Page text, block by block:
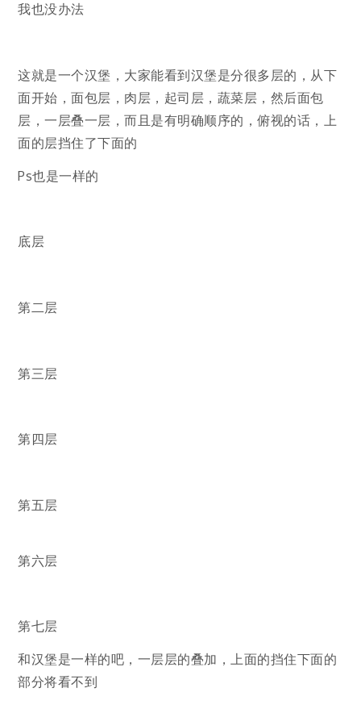
我也没办法
这就是一个汉堡，大家能看到汉堡是分很多层的，从下
面开始，面包层，肉层，起司层，蔬菜层，然后面包
层，一层叠一层，而且是有明确顺序的，俯视的话，上
面的层挡住了下面的
Ps也是一样的
底层
第二层
第三层
第四层
第五层
第六层
第七层
和汉堡是一样的吧，一层层的叠加，上面的挡住下面的
部分将看不到